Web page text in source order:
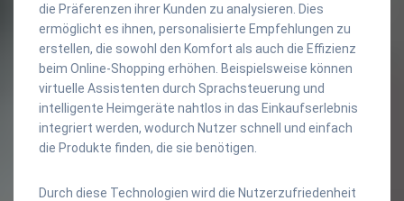
die Präferenzen ihrer Kunden zu analysieren. Dies
ermöglicht es ihnen, personalisierte Empfehlungen zu
erstellen, die sowohl den Komfort als auch die Effizienz
beim Online-Shopping erhöhen. Beispielsweise können
virtuelle Assistenten durch Sprachsteuerung und
intelligente Heimgeräte nahtlos in das Einkaufserlebnis
integriert werden, wodurch Nutzer schnell und einfach
die Produkte finden, die sie benötigen.
Durch diese Technologien wird die Nutzerzufriedenheit